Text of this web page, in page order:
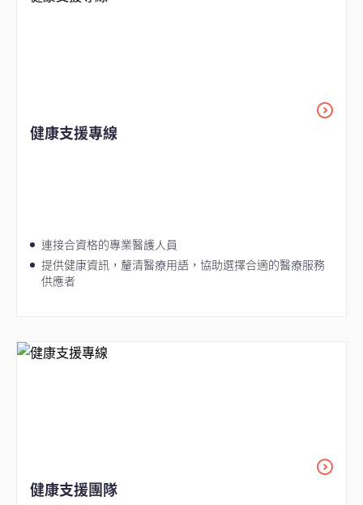
健康支援專線
連接合資格的專業醫護人員
提供健康資訊，釐清醫療用語，協助選擇合適的醫療服務
供應者
健康支援團隊